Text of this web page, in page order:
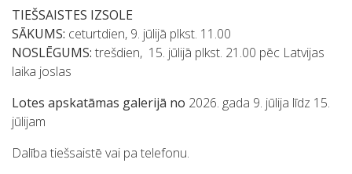
TIEŠSAISTES IZSOLE
SĀKUMS: ceturtdien, 9. jūlijā plkst. 11.00
NOSLĒGUMS: trešdien, 15. jūlijā plkst. 21.00 pēc Latvijas
laika joslas
Lotes apskatāmas galerijā no 2026. gada 9. jūlija līdz 15.
jūlijam
Dalība tiešsaistē vai pa telefonu.